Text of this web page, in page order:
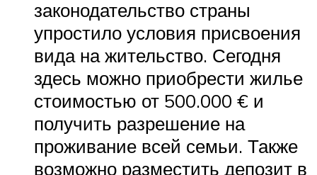
законодательство страны
упростило условия присвоения
вида на жительство. Сегодня
здесь можно приобрести жилье
стоимостью от 500.000 € и
получить разрешение на
проживание всей семьи. Также
возможно разместить депозит в